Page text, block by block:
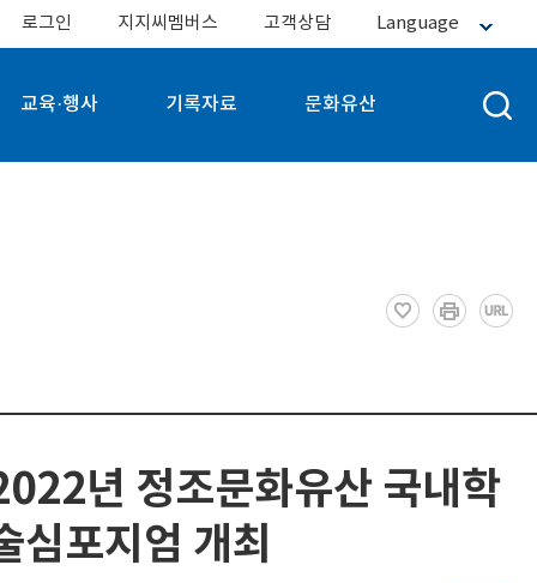
로그인 지지씨멤버스 고객상담 Language
교육·행사 기록자료 문화유산
년 정조문화유산 국내학
심포지엄 개최